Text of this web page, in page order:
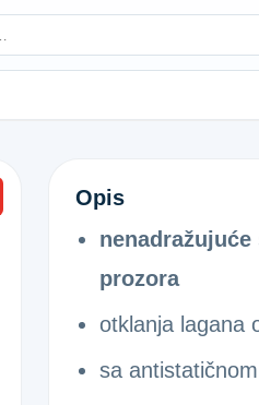
DS(1L) PVC
Opis
prozora
otklanja lagana
sa